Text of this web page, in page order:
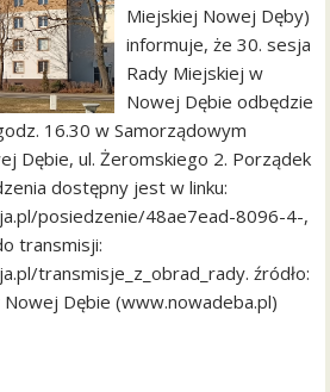
Miejskiej Nowej Dęby)
informuje, że 30. sesja
Rady Miejskiej w
Nowej Dębie odbędzie
16.30 w Samorządowym
Dębie, ul. Żeromskiego 2. Porządek
dostępny jest w linku:
posiedzenie/48ae7ead-8096-4-,
transmisji:
transmisje_z_obrad_rady. źródło:
Dębie (www.nowadeba.pl)